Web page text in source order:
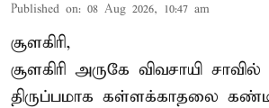
Published on: 08 Aug 2026, 10:47 am
சூளகிரி,
சூளகிரி அருகே விவசாயி சாவில்
திருப்பமாக கள்ளக்காதலை